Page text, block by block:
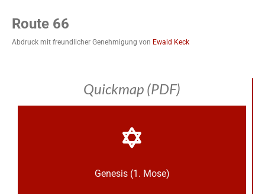
Route 66
Abdruck mit freundlicher Genehmigung von Ewald Keck
Quickmap (PDF)
Genesis (1. Mose)